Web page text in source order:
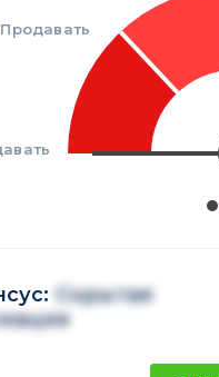
Продавать
Скрытая